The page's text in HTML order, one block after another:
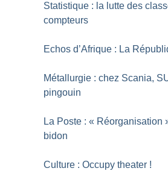
Statistique : la lutte des
compteurs
Echos d’Afrique : La
Métallurgie : chez Scania,
pingouin
La Poste : « Réorganisation
bidon
Culture : Occupy theater !